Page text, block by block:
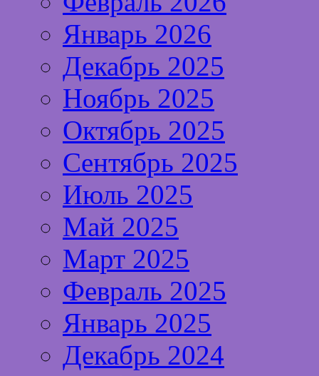
Январь 2026
Декабрь 2025
Ноябрь 2025
Октябрь 2025
Сентябрь 2025
Июль 2025
Май 2025
Март 2025
Февраль 2025
Январь 2025
Декабрь 2024